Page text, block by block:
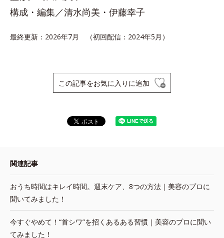
構成・編集／清水尚美・伊藤幸子
最終更新：2026年7月 （初回配信：2024年5月）
この記事をお気に入りに追加
関連記事
おうち時間はキレイ時間。週末ケア、8つの方法｜美容のプロに
聞いてみました！
今すぐやめて！“首シワ”を招くあるある習慣｜美容のプロに聞い
てみました！